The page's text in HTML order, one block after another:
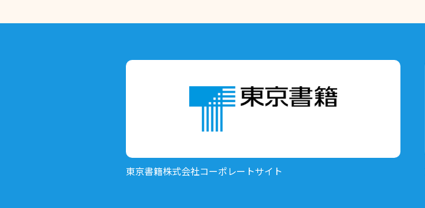
東京書籍株式会社コーポレートサイト